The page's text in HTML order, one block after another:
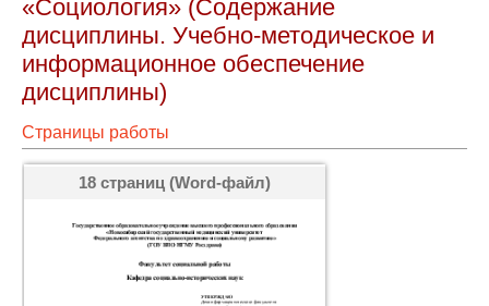
«Социология» (Содержание
дисциплины. Учебно-методическое и
информационное обеспечение
дисциплины)
Страницы работы
18 страниц (Word-файл)